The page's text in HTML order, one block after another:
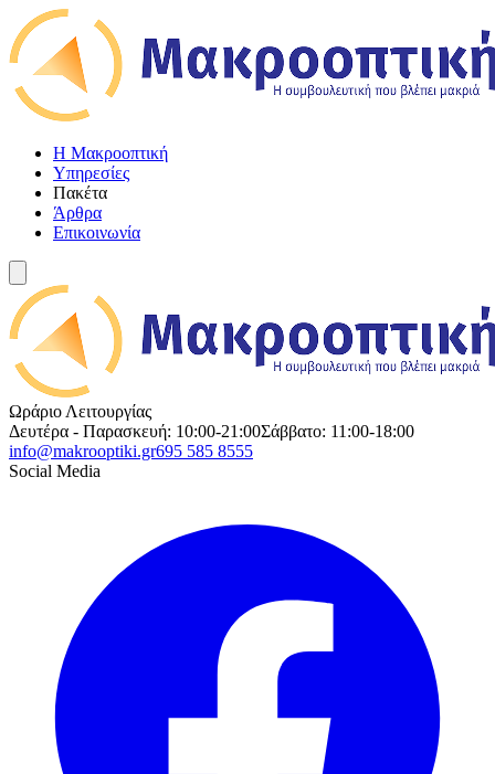
Η Μακροοπτική
Υπηρεσίες
Πακέτα
Άρθρα
Επικοινωνία
Ωράριο Λειτουργίας
Δευτέρα - Παρασκευή: 10:00-21:00Σάββατο: 11:00-18:00
info@makrooptiki.gr695 585 8555
Social Media